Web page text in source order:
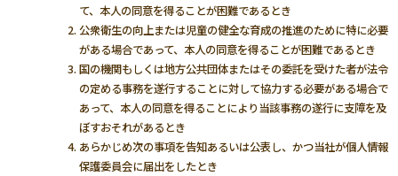
て、本人の同意を得ることが困難であるとき
公衆衛生の向上または児童の健全な育成の推進のために特に必要
がある場合であって、本人の同意を得ることが困難であるとき
国の機関もしくは地方公共団体またはその委託を受けた者が法令
の定める事務を遂行することに対して協力する必要がある場合で
あって、本人の同意を得ることにより当該事務の遂行に支障を及
ぼすおそれがあるとき
あらかじめ次の事項を告知あるいは公表し、かつ当社が個人情報
保護委員会に届出をしたとき